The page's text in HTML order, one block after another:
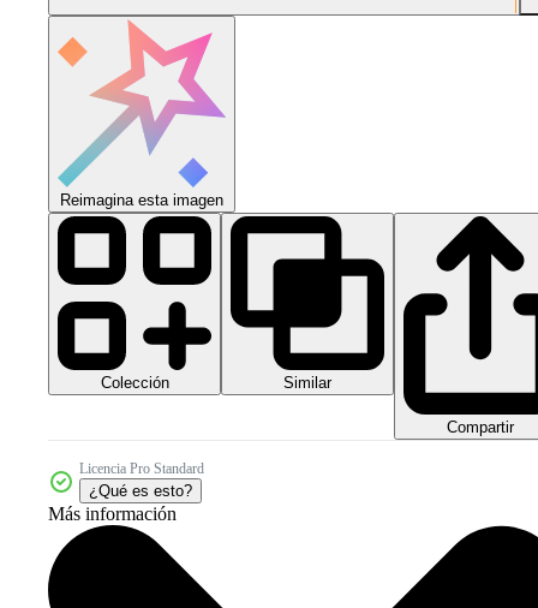
Reimagina esta imagen
Colección Similar
Compartir
Licencia Pro Standard
¿Qué es esto?
Más información